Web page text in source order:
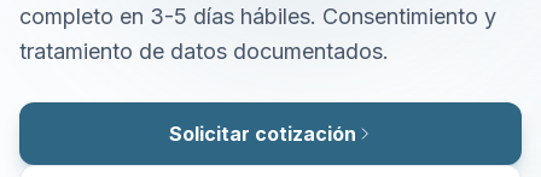
completo en 3-5 días hábiles. Consentimiento y
tratamiento de datos documentados.
Solicitar cotización